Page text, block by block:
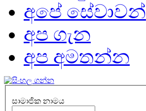
අපේ සේවාවන්
අප ගැන
අප අමතන්න
සාමාජික නාමය